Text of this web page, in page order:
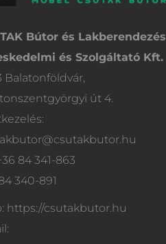
Bútor és Lakberendezés
és Szolgáltató Kft.
Balatonföldvár,
út 4.
84 341-863
340-891
https://csutakbutor.hu